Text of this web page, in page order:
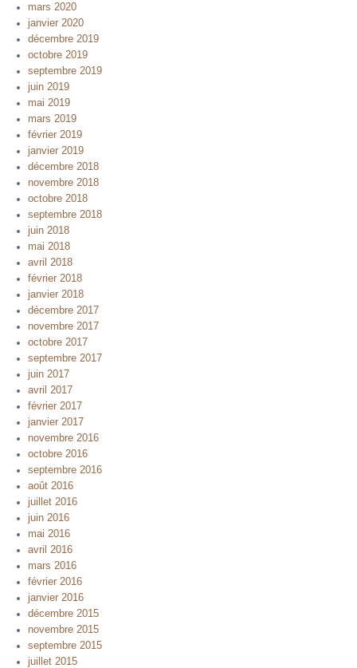
mars 2020
janvier 2020
décembre 2019
octobre 2019
septembre 2019
juin 2019
mai 2019
mars 2019
février 2019
janvier 2019
décembre 2018
novembre 2018
octobre 2018
septembre 2018
juin 2018
mai 2018
avril 2018
février 2018
janvier 2018
décembre 2017
novembre 2017
octobre 2017
septembre 2017
juin 2017
avril 2017
février 2017
janvier 2017
novembre 2016
octobre 2016
septembre 2016
août 2016
juillet 2016
juin 2016
mai 2016
avril 2016
mars 2016
février 2016
janvier 2016
décembre 2015
novembre 2015
septembre 2015
juillet 2015